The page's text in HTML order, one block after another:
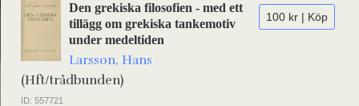
100 kr | Köp
Den grekiska filosofien - med ett
tillägg om grekiska tankemotiv
under medeltiden
Larsson, Hans
(Hft/trådbunden)
ID: 557721